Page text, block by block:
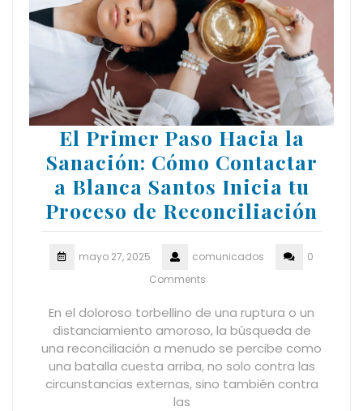
El Primer Paso Hacia la
Sanación: Cómo Contactar
a Blanca Santos Inicia tu
Proceso de Reconciliación
mayo 27, 2025 comunicados
0
Comments
En el doloroso torbellino de una ruptura o un
distanciamiento amoroso, la búsqueda de
una reconciliación a menudo se percibe como
una batalla cuesta arriba, no solo contra las
circunstancias externas, sino también contra
las